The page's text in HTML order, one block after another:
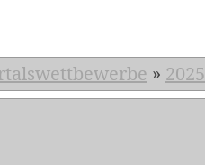
» 2025